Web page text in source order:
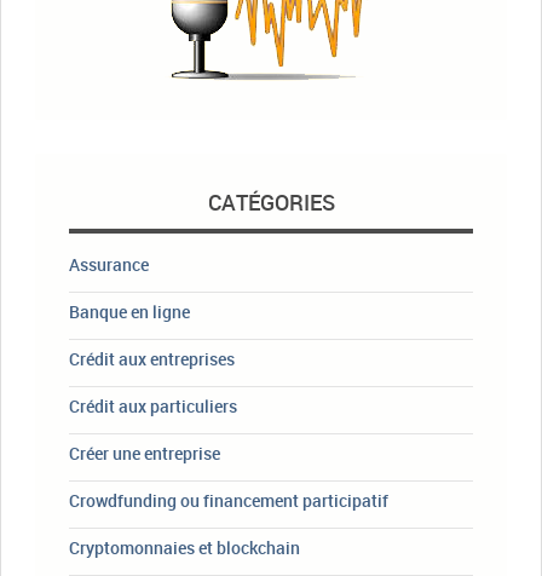
CATÉGORIES
Assurance
Banque en ligne
Crédit aux entreprises
Crédit aux particuliers
Créer une entreprise
Crowdfunding ou financement participatif
Cryptomonnaies et blockchain